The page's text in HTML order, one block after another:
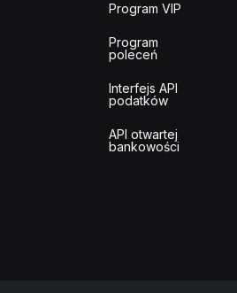
Program VIP
Program
poleceń
Interfejs API
podatków
API otwartej
bankowości